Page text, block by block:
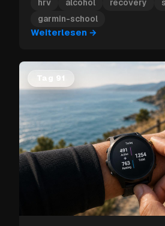
hrv alcohol recovery
garmin-school
Weiterlesen →
Tag 91